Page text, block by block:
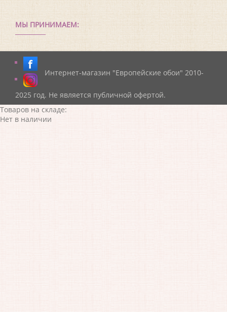
МЫ ПРИНИМАЕМ:
Интернет-магазин "Европейские обои" 2010-
2025 год. Не является публичной офертой.
Товаров на складе:
Нет в наличии